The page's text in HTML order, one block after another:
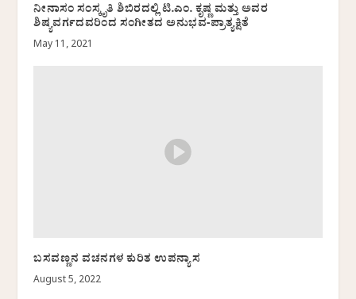
ನೀನಾಸಂ ಸಂಸ್ಕೃತಿ ಶಿಬಿರದಲ್ಲಿ ಟಿ.ಎಂ. ಕೃಷ್ಣ ಮತ್ತು ಅವರ
ಶಿಷ್ಯವರ್ಗದವರಿಂದ ಸಂಗೀತದ ಅನುಭವ-ಪ್ರಾತ್ಯಕ್ಷಿತೆ
May 11, 2021
ಬಸವಣ್ಣನ ವಚನಗಳ ಕುರಿತ ಉಪನ್ಯಾಸ
August 5, 2022